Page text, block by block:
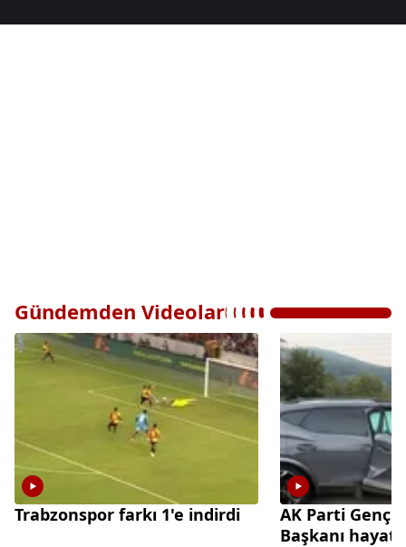
Gündemden Videolar
Trabzonspor farkı 1'e indirdi
AK Parti
Başkanı